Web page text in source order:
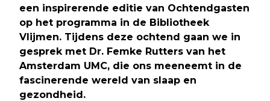
een inspirerende editie van Ochtendgasten
op het programma in de Bibliotheek
Vlijmen. Tijdens deze ochtend gaan we in
gesprek met Dr. Femke Rutters van het
Amsterdam UMC, die ons meeneemt in de
fascinerende wereld van slaap en
gezondheid.